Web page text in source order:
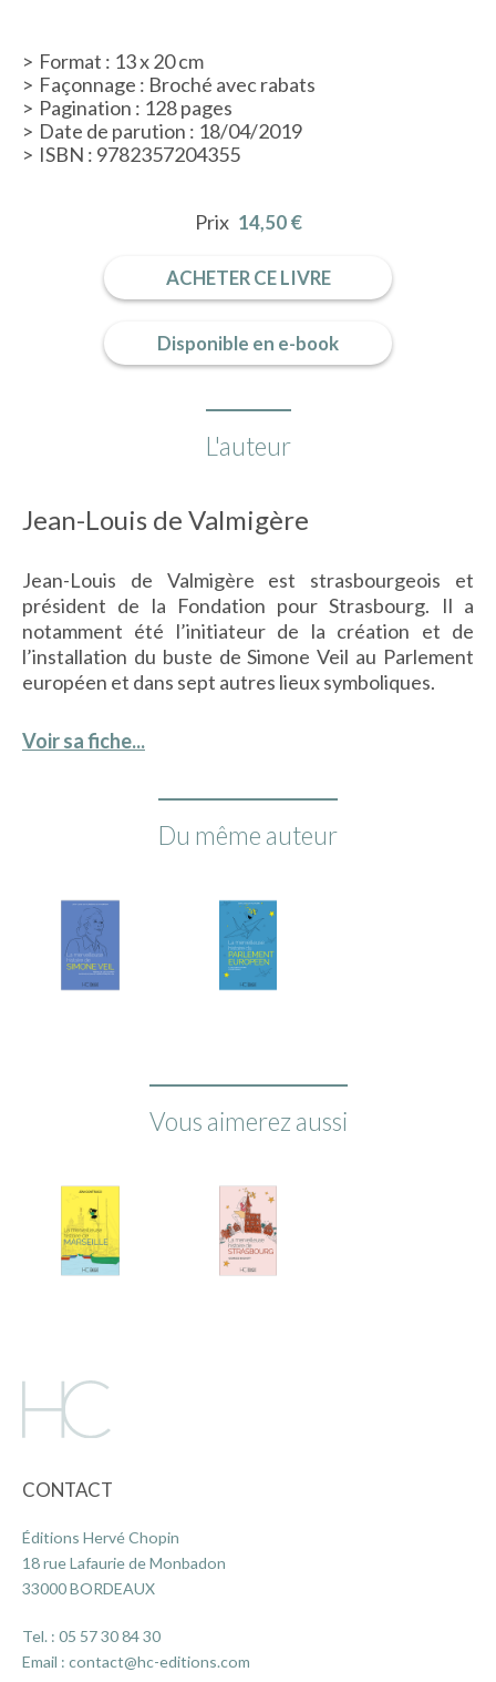
Format : 13 x 20 cm
Façonnage : Broché avec rabats
Pagination : 128 pages
Date de parution : 18/04/2019
ISBN : 9782357204355
Prix 14,50 €
ACHETER CE LIVRE
Disponible en e-book
L'auteur
Jean-Louis de Valmigère
Jean-Louis de Valmigère est strasbourgeois et
président de la Fondation pour Strasbourg. Il a
notamment été l’initiateur de la création et de
l’installation du buste de Simone Veil au Parlement
européen et dans sept autres lieux symboliques.
Voir sa fiche...
Du même auteur
Vous aimerez aussi
CONTACT
Éditions Hervé Chopin
18 rue Lafaurie de Monbadon
33000 BORDEAUX
Tel. : 05 57 30 84 30
Email : contact@hc-editions.com